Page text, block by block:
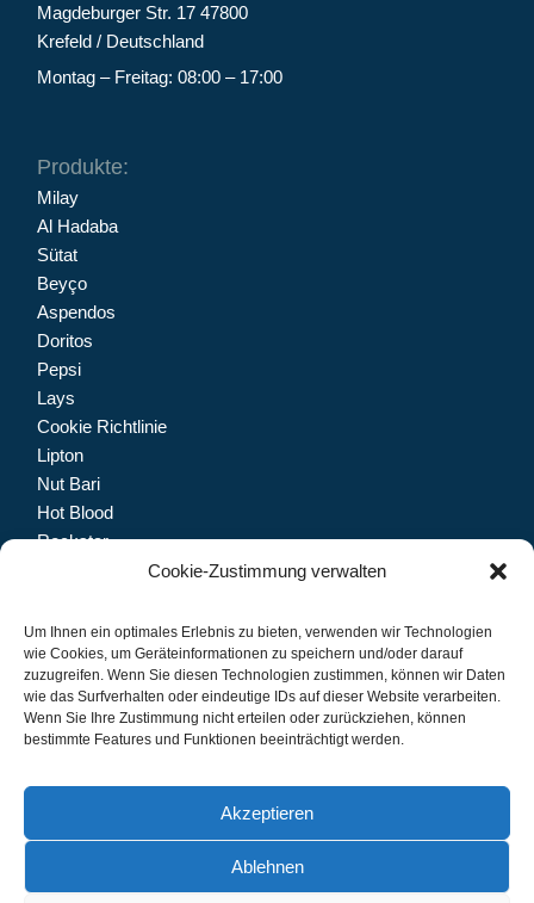
Cookie-Zustimmung verwalten
Um Ihnen ein optimales Erlebnis zu bieten, verwenden wir Technologien
wie Cookies, um Geräteinformationen zu speichern und/oder darauf
zuzugreifen. Wenn Sie diesen Technologien zustimmen, können wir Daten
wie das Surfverhalten oder eindeutige IDs auf dieser Website verarbeiten.
Wenn Sie Ihre Zustimmung nicht erteilen oder zurückziehen, können
bestimmte Features und Funktionen beeinträchtigt werden.
Akzeptieren
Ablehnen
Magdeburger Str. 17 47800
Krefeld / Deutschland
Montag – Freitag: 08:00 – 17:00
Produkte:
Milay
Al Hadaba
Sütat
Beyço
Aspendos
Doritos
Pepsi
Lays
Cookie Richtlinie
Lipton
Nut Bari
Hot Blood
Rockstar
Meryem Hanım
Let's connect.